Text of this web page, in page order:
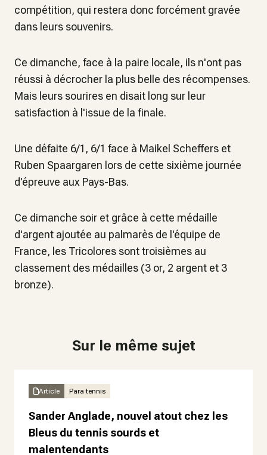
compétition, qui restera donc forcément gravée
dans leurs souvenirs.
Ce dimanche, face à la paire locale, ils n'ont pas
réussi à décrocher la plus belle des récompenses.
Mais leurs sourires en disait long sur leur
satisfaction à l'issue de la finale.
Une défaite 6/1, 6/1 face à Maikel Scheffers et
Ruben Spaargaren lors de cette sixième journée
d'épreuve aux Pays-Bas.
Ce dimanche soir et grâce à cette médaille
d'argent ajoutée au palmarès de l'équipe de
France, les Tricolores sont troisièmes au
classement des médailles (3 or, 2 argent et 3
bronze).
Sur le même sujet
Article Para tennis
Sander Anglade, nouvel atout chez les
Bleus du tennis sourds et
malentendants